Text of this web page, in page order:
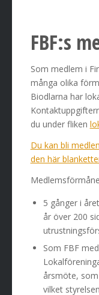
FBF:s
Som medlem i
många olika
Biodlarna har
du under fliken
Du kan bli
den här
5 gånger i
år över 200
Som FBF
årsmöte,
vilket